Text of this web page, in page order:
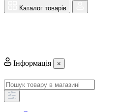
Каталог товарів
Інформація ×